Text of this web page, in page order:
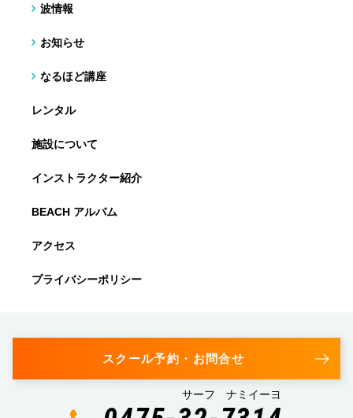
波情報
お知らせ
なるほど講座
レンタル
施設について
インストラクター紹介
BEACH アルバム
アクセス
プライバシーポリシー
スクール予約・お問合せ
サーフ ナミイーヨ